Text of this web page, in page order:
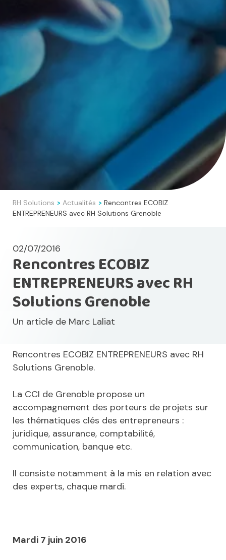
RH Solutions > Actualités > Rencontres ECOBIZ
ENTREPRENEURS avec RH Solutions Grenoble
02/07/2016
Rencontres ECOBIZ
ENTREPRENEURS avec RH
Solutions Grenoble
Un article de Marc Laliat
Rencontres ECOBIZ ENTREPRENEURS avec RH
Solutions Grenoble.
La CCI de Grenoble propose un
accompagnement des porteurs de projets sur
les thématiques clés des entrepreneurs :
juridique, assurance, comptabilité,
communication, banque etc.
Il consiste notamment à la mis en relation avec
des experts, chaque mardi.
Mardi 7 juin 2016